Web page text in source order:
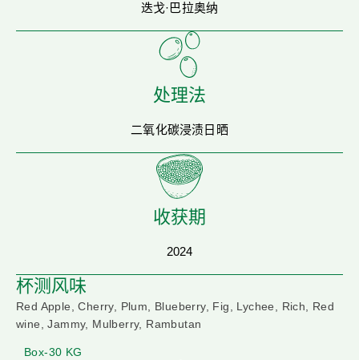
迭戈·巴拉奥纳
处理法
二氧化碳浸渍日晒
收获期
2024
杯测风味
Red Apple, Cherry, Plum, Blueberry, Fig, Lychee, Rich, Red
wine, Jammy, Mulberry, Rambutan
Box-30 KG